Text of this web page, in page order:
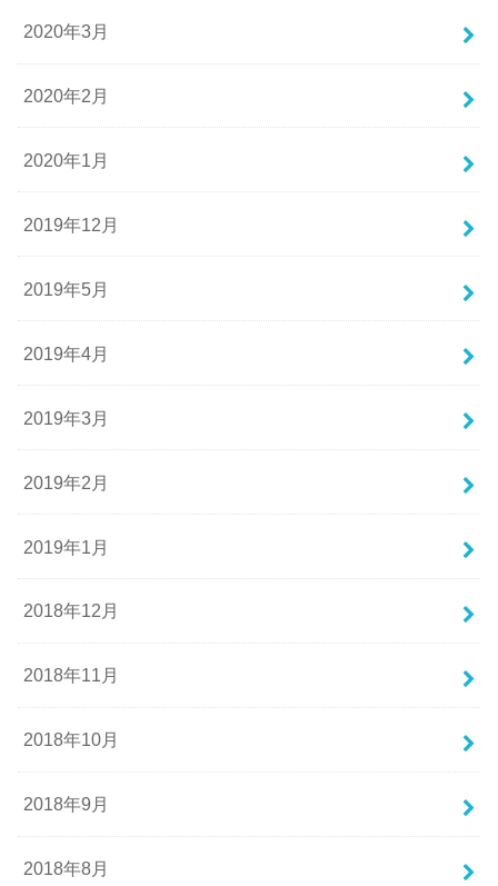
2020年3月
2020年2月
2020年1月
2019年12月
2019年5月
2019年4月
2019年3月
2019年2月
2019年1月
2018年12月
2018年11月
2018年10月
2018年9月
2018年8月